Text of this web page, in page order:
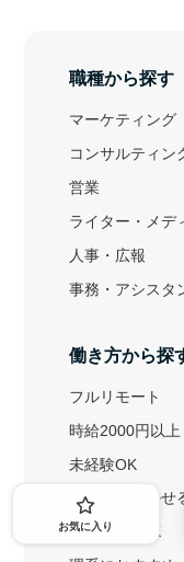
お気に入り
職種から探す
マーケティング
コンサルティン
営業
ライター・メデ
人事・広報
事務・アシスタ
働き方から探
フルリモート
時給2000円以上
未経験OK
英語力を活かせる
1ヶ月からOK